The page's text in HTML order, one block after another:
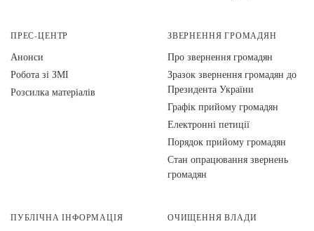
ПРЕС-ЦЕНТР
Анонси
Робота зі ЗМІ
Розсилка матеріалів
ЗВЕРНЕННЯ ГРОМАДЯН
Про звернення громадян
Зразок звернення громадян до
Президента України
Графік прийому громадян
Електронні петиції
Порядок прийому громадян
Стан опрацювання звернень
громадян
ПУБЛІЧНА ІНФОРМАЦІЯ ОЧИЩЕННЯ ВЛАДИ